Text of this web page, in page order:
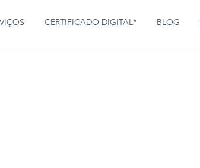
CERTIFICADO DIGITAL* BLOG